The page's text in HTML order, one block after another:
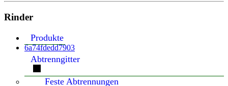
Rinder
Produkte
6a74fdedd7903
Abtrenngitter
Feste Abtrennungen